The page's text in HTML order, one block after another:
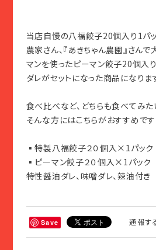
当店自慢の八福餃子20個入り1パ
農家さん、『あきちゃん農園』さん
マンを使ったピーマン餃子20個入
ダレがセットになった商品になりま
食べ比べなど、どちらも食べてみた
そんな方にはこちらがおすすめで
▪️特製八福餃子２０個入×1パック
▪️ピーマン餃子２０個入×1パック
特性醤油ダレ、味噌ダレ、辣油付き
Save 通報す